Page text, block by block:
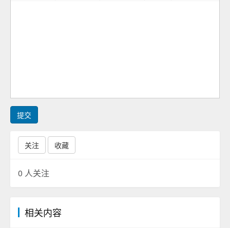
提交
关注 收藏
0 人关注
相关内容